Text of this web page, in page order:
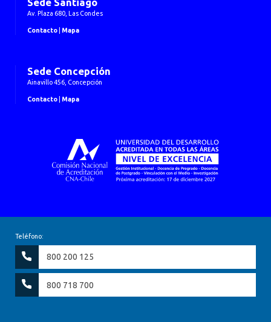
Av. Plaza 680, Las Condes
Contacto Mapa
Sede Concepción
Ainavillo 456, Concepción
Contacto Mapa
Teléfono:
800 200 125
800 718 700